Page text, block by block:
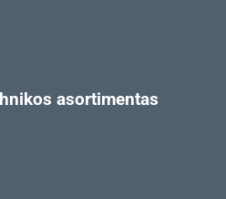
asortimentas